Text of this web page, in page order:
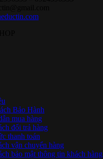
Bảo Hành
mua hàng
đổi trả hàng
thanh toán
vận chuyển hàng
bảo mật thông tin khách hàng